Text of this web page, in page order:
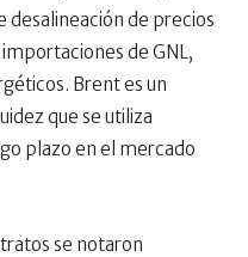
desalineación de precios
de GNL,
Brent es un
que se utiliza
plazo en el mercado
se notaron